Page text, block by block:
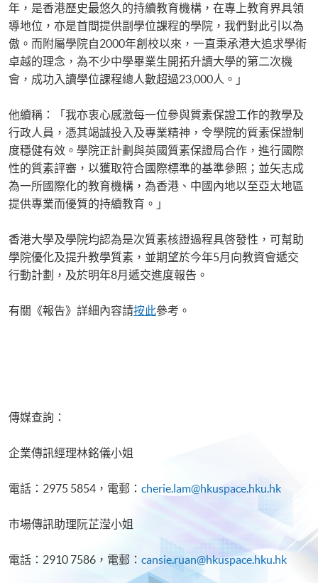
年，是香港歷史最悠久的持續教育機構，在專上教育界具領
導地位，亦是首間提供副學位課程的學院，我們對此引以為
傲。而附屬學院自2000年創校以來，一直秉承港大追求學術
卓越的理念，為不少中學畢業生開拓升讀大學的第二次機
會，成功入讀學位課程總人數超過23,000人。」
他續稱：「我亦衷心感激每一位參與質素保證工作的教學及
行政人員，憑其竭誠投入及專業精神，令學院的質素保證制
度穩健有效。學院正計劃與英國質素保證局合作，進行國際
性的質素評審，以獲取符合國際標準的基準參照；並矢志成
為一所國際化的教育機構，為香港、中國內地以至亞太地區
提供專業而優質的持續教育。」
香港大學及學院均認為是次質素核證過程具啓發性，可幫助
學院優化及提升教學質素，並期望於今年5月向教資會遞交
行動計劃，及於明年8月遞交進度報告。
有關《報告》詳細內容請按此參考。
傳媒查詢：
企業傳訊經理林銘儀小姐
電話：2975 5854，電郵： cherie.lam@hkuspace.hku.hk
市場傳訊助理阮芷滢小姐
電話：2910 7586，電郵： cansie.ruan@hkuspace.hku.hk